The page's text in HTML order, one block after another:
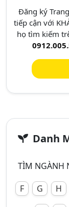
Đăng ký
tiếp cận với
họ tìm kiếm
Danh
TÌM NGÀNH
F
G H